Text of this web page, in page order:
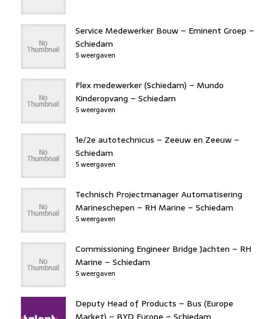
Service Medewerker Bouw – Eminent Groep –
Schiedam
5 weergaven
Flex medewerker (Schiedam) – Mundo
Kinderopvang – Schiedam
5 weergaven
1e/2e autotechnicus – Zeeuw en Zeeuw –
Schiedam
5 weergaven
Technisch Projectmanager Automatisering
Marineschepen – RH Marine – Schiedam
5 weergaven
Commissioning Engineer Bridge Jachten – RH
Marine – Schiedam
5 weergaven
Deputy Head of Products – Bus (Europe
Market) – BYD Europe – Schiedam